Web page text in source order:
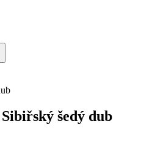
šedý dub